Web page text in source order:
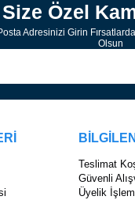
Size Özel
Adresinizi Girin
Olsun
Teslimat
Güvenli
Üyelik